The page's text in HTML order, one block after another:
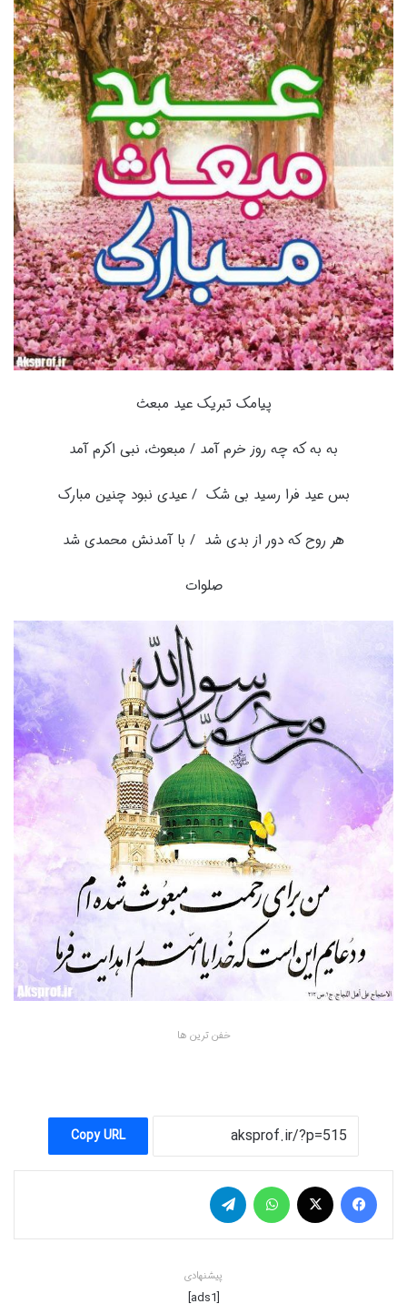
پیامک تبریک عید مبعث
به به که چه روز خرم آمد / مبعوث، نبى اکرم آمد
بس عید فرا رسید بى شک / عیدى نبود چنین مبارک
هر روح که دور از بدى شد / با آمدنش محمدى شد
صلوات
خفن ترین ها
Copy URL
فیس بوک
پیشنهادی
[ads1]